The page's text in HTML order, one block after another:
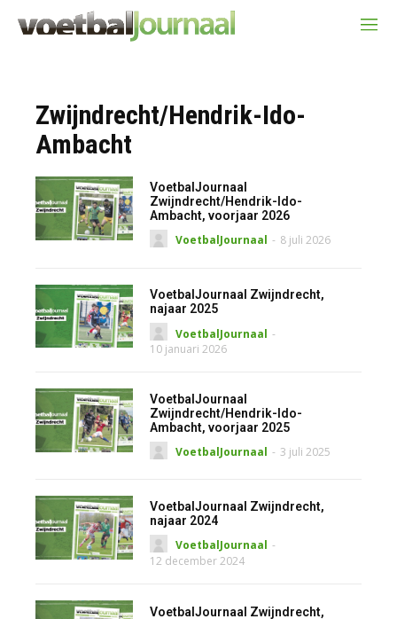
Zwijndrecht/Hendrik-Ido-
Ambacht
VoetbalJournaal
Zwijndrecht/Hendrik-Ido-
Ambacht, voorjaar 2026
VoetbalJournaal - 8 juli 2026
VoetbalJournaal Zwijndrecht,
najaar 2025
VoetbalJournaal -
10 januari 2026
VoetbalJournaal
Zwijndrecht/Hendrik-Ido-
Ambacht, voorjaar 2025
VoetbalJournaal - 3 juli 2025
VoetbalJournaal Zwijndrecht,
najaar 2024
VoetbalJournaal -
12 december 2024
VoetbalJournaal Zwijndrecht,